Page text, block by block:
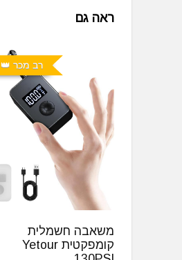
ראה גם
רב מכר 👑
משאבה חשמלית
קומפקטית Yetour